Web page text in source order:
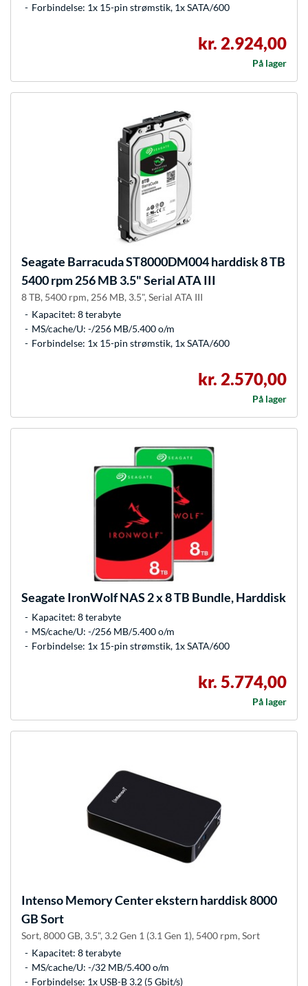
Forbindelse: 1x 15-pin strømstik, 1x SATA/600
kr. 2.924,00
På lager
Seagate Barracuda ST8000DM004 harddisk 8 TB
5400 rpm 256 MB 3.5" Serial ATA III
8 TB, 5400 rpm, 256 MB, 3.5", Serial ATA III
Kapacitet: 8 terabyte
MS/cache/U: -/256 MB/5.400 o/m
Forbindelse: 1x 15-pin strømstik, 1x SATA/600
kr. 2.570,00
På lager
Seagate IronWolf NAS 2 x 8 TB Bundle, Harddisk
Kapacitet: 8 terabyte
MS/cache/U: -/256 MB/5.400 o/m
Forbindelse: 1x 15-pin strømstik, 1x SATA/600
kr. 5.774,00
På lager
IntensoMemory Center ekstern harddisk 8000
GB Sort
Sort, 8000 GB, 3.5", 3.2 Gen 1 (3.1 Gen 1), 5400 rpm, Sort
Kapacitet: 8 terabyte
MS/cache/U: -/32 MB/5.400 o/m
Forbindelse: 1x USB-B 3.2 (5 Gbit/s)